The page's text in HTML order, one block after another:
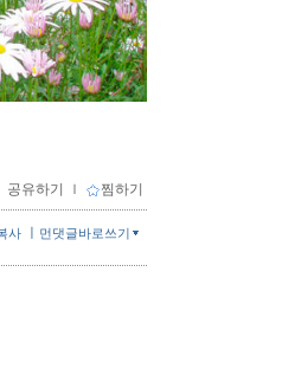
공유하기 ｌ 찜하기
먼댓글바로쓰기
사